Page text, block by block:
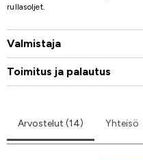
rullasoljet.
Valmistaja
Toimitus ja palautus
Arvostelut (14) Yhteisö